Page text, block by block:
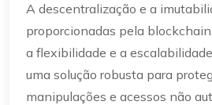
A descentralização e a
proporcionadas pela
a flexibilidade e a
uma solução robusta para
manipulações e acessos não